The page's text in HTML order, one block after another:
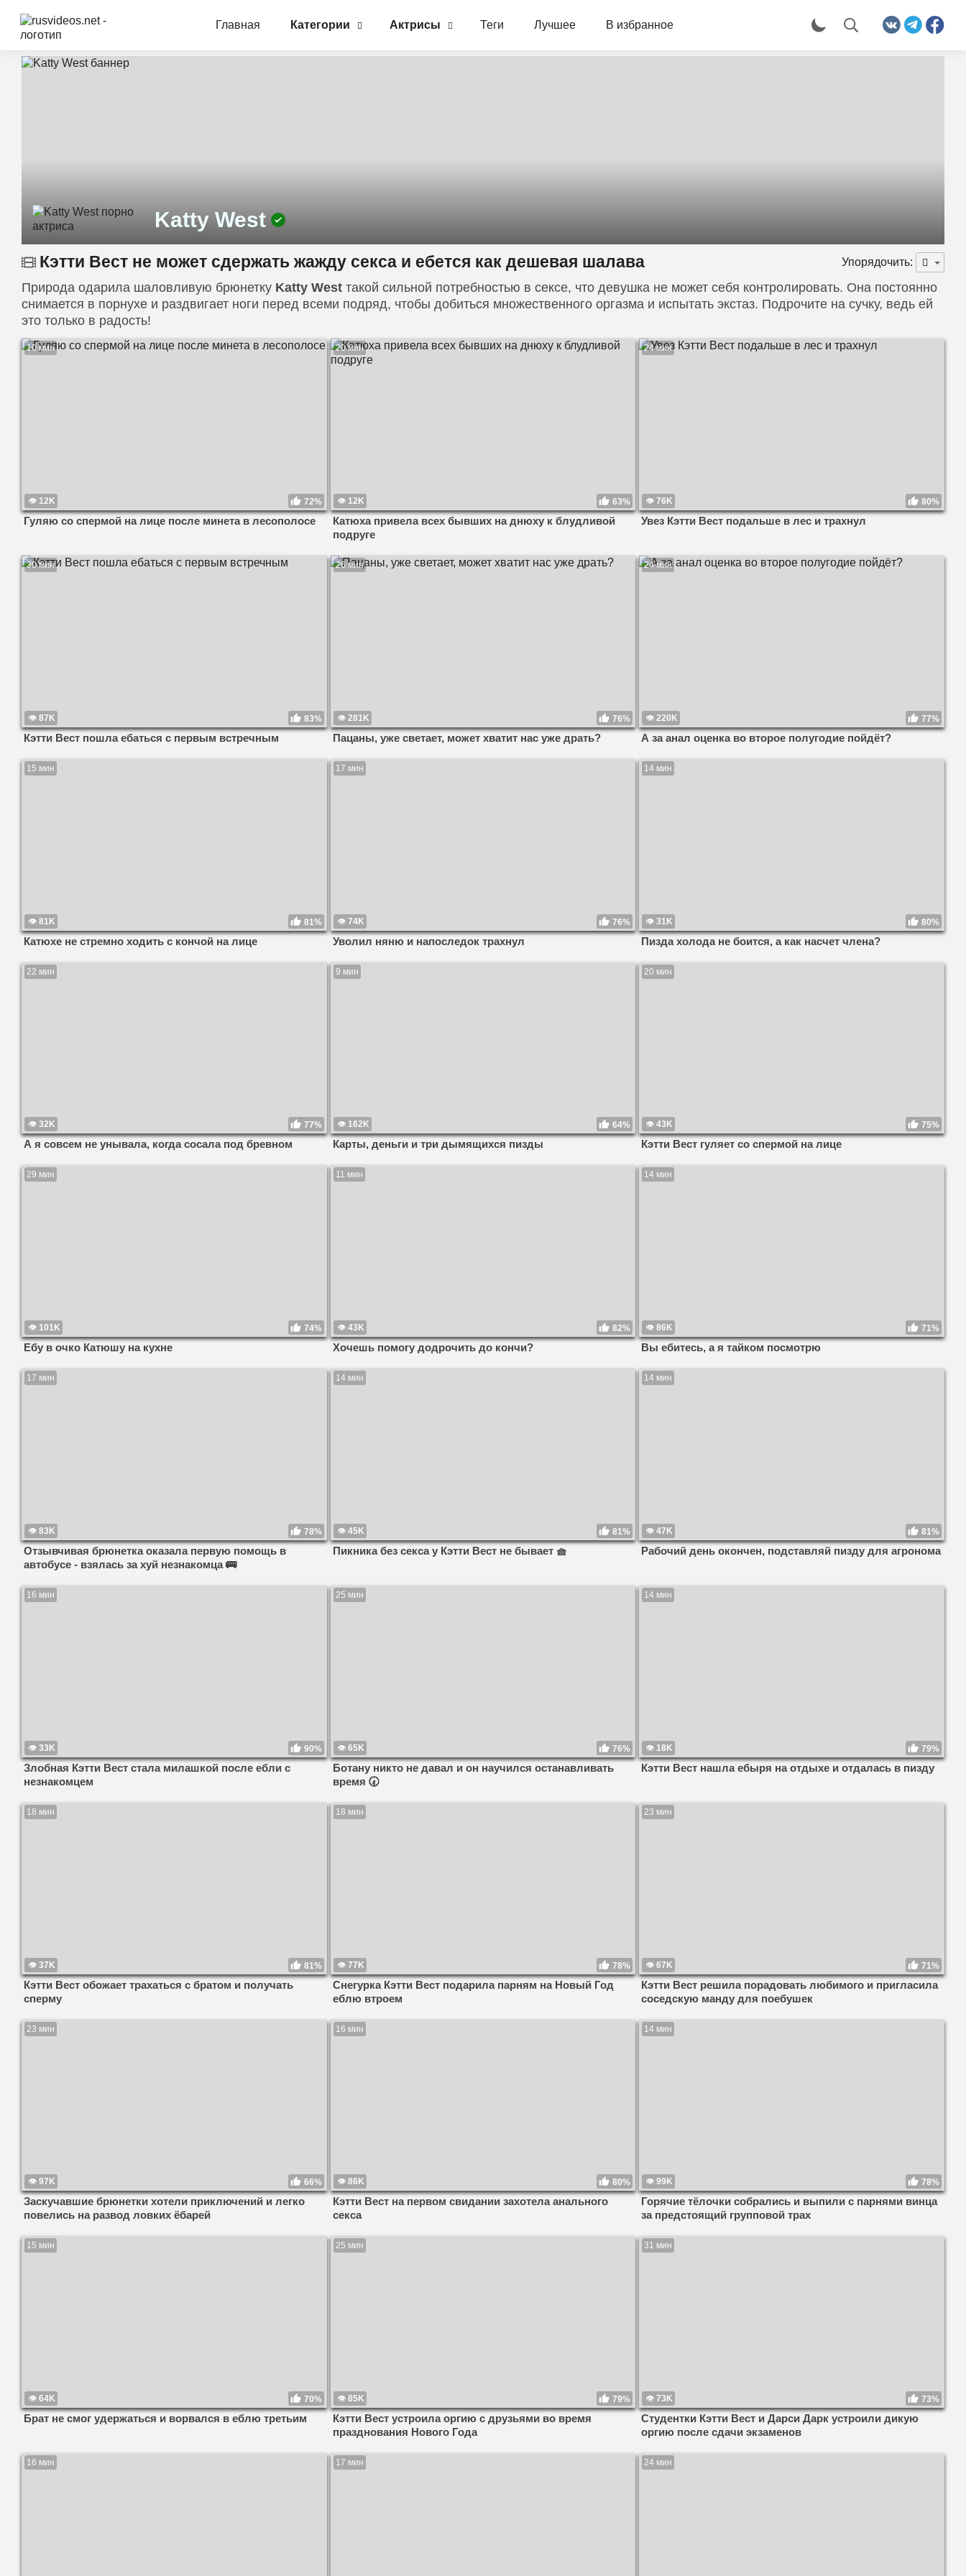
Главная Категории Актрисы Теги Лучшее В избранное
Katty West
Кэтти Вест не может сдержать жажду секса и ебется как дешевая шалава Упорядочить:
Природа одарила шаловливую брюнетку Katty West такой сильной потребностью в сексе, что девушка не может себя контролировать. Она постоянно
снимается в порнухе и раздвигает ноги перед всеми подряд, чтобы добиться множественного оргазма и испытать экстаз. Подрочите на сучку, ведь ей
это только в радость!
10 мин
12K 72%
Гуляю со спермой на лице после минета в лесополосе
20 мин
12K 63%
Катюха привела всех бывших на днюху к блудливой
подруге
24 мин
76K 80%
Увез Кэтти Вест подальше в лес и трахнул
30 мин
87K 83%
Кэтти Вест пошла ебаться с первым встречным
26 мин
281K 76%
Пацаны, уже светает, может хватит нас уже драть?
24 мин
220K 77%
А за анал оценка во второе полугодие пойдёт?
15 мин
81K 81%
Катюхе не стремно ходить с кончой на лице
17 мин
74K 76%
Уволил няню и напоследок трахнул
14 мин
31K 80%
Пизда холода не боится, а как насчет члена?
22 мин
32K 77%
А я совсем не унывала, когда сосала под бревном
9 мин
162K 64%
Карты, деньги и три дымящихся пизды
20 мин
43K 75%
Кэтти Вест гуляет со спермой на лице
29 мин
101K 74%
Ебу в очко Катюшу на кухне
11 мин
43K 82%
Хочешь помогу додрочить до кончи?
14 мин
86K 71%
Вы ебитесь, а я тайком посмотрю
17 мин
83K 78%
Отзывчивая брюнетка оказала первую помощь в
автобусе - взялась за хуй незнакомца 🚌
14 мин
45K 81%
Пикника без секса у Кэтти Вест не бывает 🧺
14 мин
47K 81%
Рабочий день окончен, подставляй пизду для агронома
16 мин
33K 90%
Злобная Кэтти Вест стала милашкой после ебли с
незнакомцем
25 мин
65K 76%
Ботану никто не давал и он научился останавливать
время 🕢
14 мин
18K 79%
Кэтти Вест нашла ебыря на отдыхе и отдалась в пизду
18 мин
37K 81%
Кэтти Вест обожает трахаться с братом и получать
сперму
18 мин
77K 78%
Снегурка Кэтти Вест подарила парням на Новый Год
еблю втроем
23 мин
67K 71%
Кэтти Вест решила порадовать любимого и пригласила
соседскую манду для поебушек
23 мин
97K 66%
Заскучавшие брюнетки хотели приключений и легко
повелись на развод ловких ёбарей
16 мин
86K 80%
Кэтти Вест на первом свидании захотела анального
секса
14 мин
99K 78%
Горячие тёлочки собрались и выпили с парнями винца
за предстоящий групповой трах
15 мин
64K 70%
Брат не смог удержаться и ворвался в еблю третьим
25 мин
85K 79%
Кэтти Вест устроила оргию с друзьями во время
празднования Нового Года
31 мин
73K 73%
Студентки Кэтти Вест и Дарси Дарк устроили дикую
оргию после сдачи экзаменов
16 мин 17 мин 24 мин